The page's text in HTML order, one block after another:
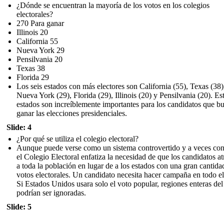
¿Dónde se encuentran la mayoría de los votos en los colegios
electorales?
270 Para ganar
Illinois 20
California 55
Nueva York 29
Pensilvania 20
Texas 38
Florida 29
Los seis estados con más electores son California (55), Texas
Nueva York (29), Florida (29), Illinois (20) y Pensilvania (20).
estados son increíblemente importantes para los candidatos que
ganar las elecciones presidenciales.
Slide: 4
¿Por qué se utiliza el colegio electoral?
Aunque puede verse como un sistema controvertido y a veces
el Colegio Electoral enfatiza la necesidad de que los candidatos
a toda la población en lugar de a los estados con una gran
votos electorales. Un candidato necesita hacer campaña en todo
Si Estados Unidos usara solo el voto popular, regiones enteras
podrían ser ignoradas.
Slide: 5